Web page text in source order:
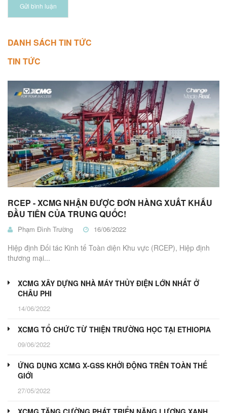
Gửi bình luận
DANH SÁCH TIN TỨC
TIN TỨC
RCEP - XCMG NHẬN ĐƯỢC ĐƠN HÀNG XUẤT KHẨU
ĐẦU TIÊN CỦA TRUNG QUỐC!
Phạm Đình Trường 16/06/2022
Hiệp định Đối tác Kinh tế Toàn diện Khu vực (RCEP), Hiệp định
thương mại...
XCMG XÂY DỰNG NHÀ MÁY THỦY ĐIỆN LỚN NHẤT Ở
CHÂU PHI
14/06/2022
XCMG TỔ CHỨC TỪ THIỆN TRƯỜNG HỌC TẠI ETHIOPIA
09/06/2022
ỨNG DỤNG XCMG X-GSS KHỞI ĐỘNG TRÊN TOÀN THẾ
GIỚI
27/05/2022